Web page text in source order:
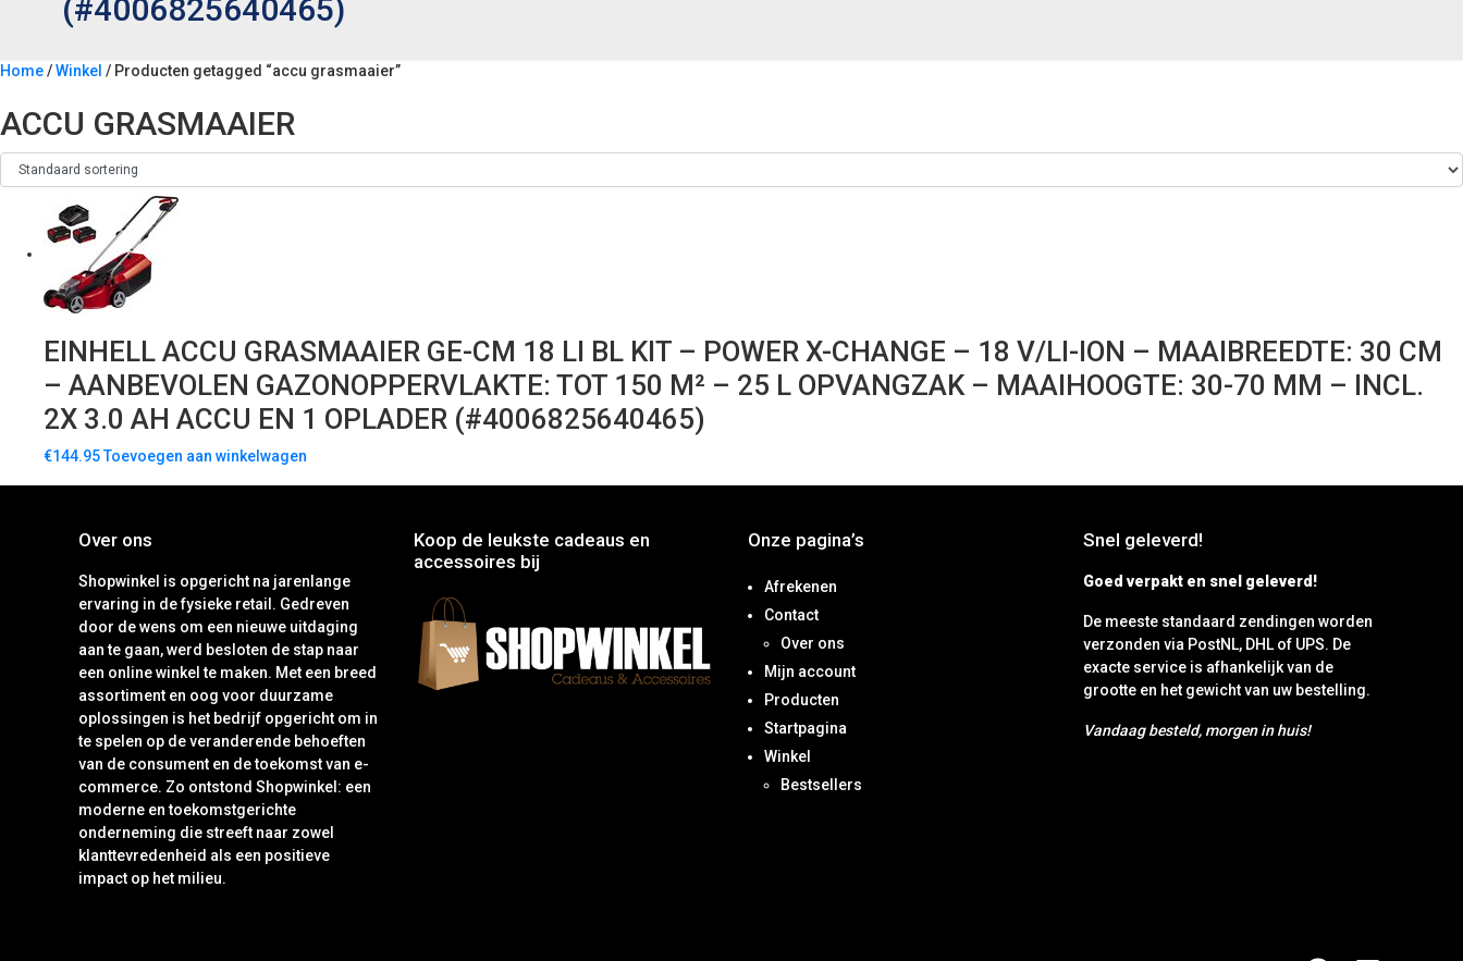
(#4006825640465)
Home/Winkel / Producten getagged “accu grasmaaier”
ACCU GRASMAAIER
EINHELL ACCU GRASMAAIER GE-CM 18 LI BL KIT – POWER X-CHANGE – 18 V/LI-ION – MAAIBREEDTE: 30 CM
– AANBEVOLEN GAZONOPPERVLAKTE: TOT 150 M² – 25 L OPVANGZAK – MAAIHOOGTE: 30-70 MM – INCL.
2X 3.0 AH ACCU EN 1 OPLADER (#4006825640465)
€144.95Toevoegen aan winkelwagen
Over ons
Shopwinkel is opgericht na jarenlange
ervaring in de fysieke retail. Gedreven
door de wens om een nieuwe uitdaging
aan te gaan, werd besloten de stap naar
een online winkel te maken. Met een breed
assortiment en oog voor duurzame
oplossingen is het bedrijf opgericht om in
te spelen op de veranderende behoeften
van de consument en de toekomst van e-
commerce. Zo ontstond Shopwinkel: een
moderne en toekomstgerichte
onderneming die streeft naar zowel
klanttevredenheid als een positieve
impact op het milieu.
Koop de leukste cadeaus en
accessoires bij
Onze pagina’s
Afrekenen
Contact
Over ons
Mijn account
Producten
Startpagina
Winkel
Bestsellers
Snel geleverd!
Goed verpakt en snel geleverd!
De meeste standaard zendingen worden
verzonden via PostNL, DHL of UPS. De
exacte service is afhankelijk van de
grootte en het gewicht van uw bestelling.
Vandaag besteld, morgen in huis!